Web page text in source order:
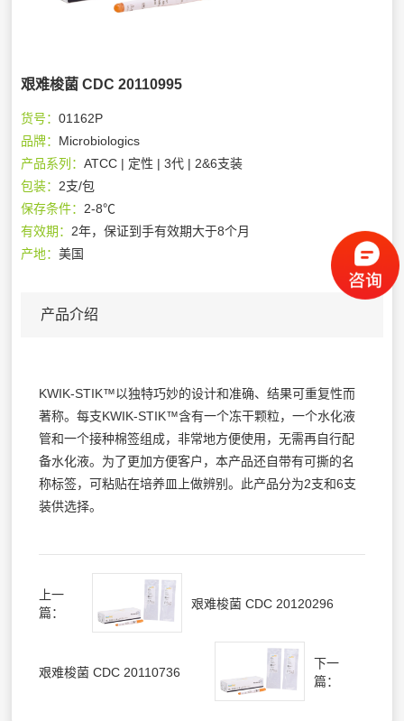
艰难梭菌 CDC 20110995
货号：01162P
品牌： Microbiologics
产品系列：ATCC | 定性 | 3代 | 2&6支装
包装： 2支/包
保存条件： 2-8℃
有效期： 2年，保证到手有效期大于8个月
产地：美国
产品介绍
KWIK-STIK™以独特巧妙的设计和准确、结果可重复性而
著称。每支KWIK-STIK™含有一个冻干颗粒，一个水化液
管和一个接种棉签组成，非常地方便使用，无需再自行配
备水化液。为了更加方便客户，本产品还自带有可撕的名
称标签，可粘贴在培养皿上做辨别。此产品分为2支和6支
装供选择。
上一
篇：
艰难梭菌 CDC 20120296
艰难梭菌 CDC 20110736
下一
篇：